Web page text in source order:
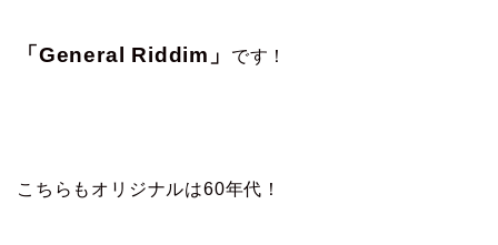
「General Riddim」 です！
こちらもオリジナルは60年代！